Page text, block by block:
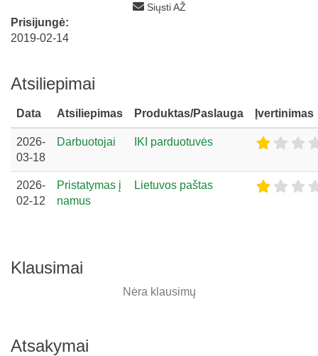
Siųsti AŽ
Prisijungė:
2019-02-14
Atsiliepimai
Data Atsiliepimas Produktas/Paslauga Įvertinimas
2026-
03-18
Darbuotojai IKI parduotuvės
2026-
02-12
Pristatymas į
namus
Lietuvos paštas
Klausimai
Nėra klausimų
Atsakymai